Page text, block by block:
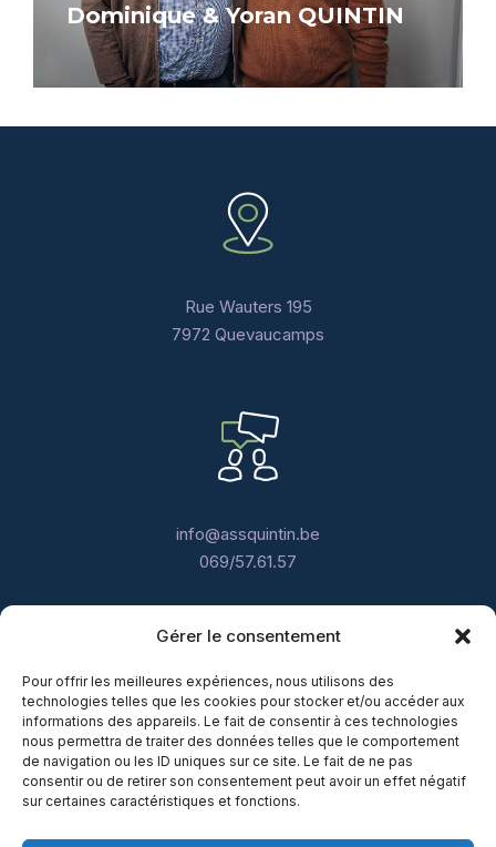
Gérer le consentement
Pour offrir les meilleures expériences, nous utilisons des
technologies telles que les cookies pour stocker et/ou accéder aux
informations des appareils. Le fait de consentir à ces technologies
nous permettra de traiter des données telles que le comportement
de navigation ou les ID uniques sur ce site. Le fait de ne pas
consentir ou de retirer son consentement peut avoir un effet négatif
sur certaines caractéristiques et fonctions.
Dominique & Yoran QUINTIN
Rue Wauters 195
7972 Quevaucamps
info@assquintin.be
069/57.61.57
Lundi - Jeudi : 9h - 12h30 / 13h30 - 18h
Vendredi : 9h - 12h30 / Après-midi sur